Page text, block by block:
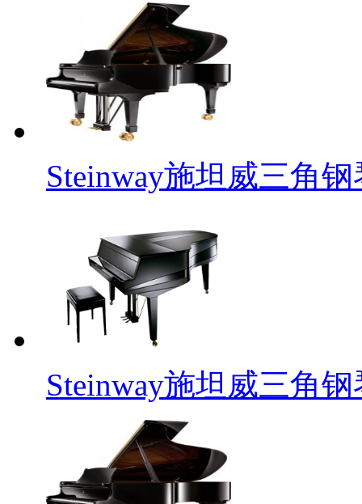
Steinway施坦威三角
Steinway施坦威三角